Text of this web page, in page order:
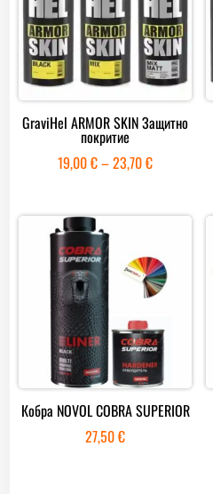
GraviHel ARMOR SKIN Защитно
покритие
19,00€–23,70€Price
23,70 €
Кобра NOVOL COBRA SUPERIOR
27,50€